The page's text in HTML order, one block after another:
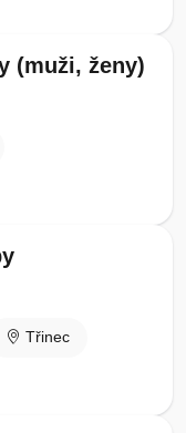
(muži, ženy)
Třinec